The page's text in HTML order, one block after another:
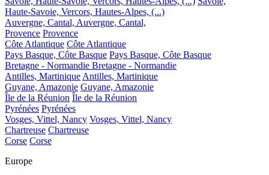
Haute-Savoie, Vercors, Hautes-Alpes, (...)
Auvergne, Cantal, Auvergne, Cantal,
Provence Provence
Côte Atlantique Côte Atlantique
Pays Basque, Côte Basque Pays Basque, Côte Basque
Bretagne - Normandie Bretagne - Normandie
Antilles, Martinique Antilles, Martinique
Guyane, Amazonie Guyane, Amazonie
Île de la Réunion Île de la Réunion
Pyrénées Pyrénées
Vosges, Vittel, Nancy Vosges, Vittel, Nancy
Chartreuse Chartreuse
Corse Corse
Europe